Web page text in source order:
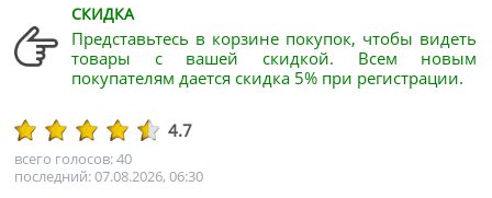
СКИДКА
Представьтесь в корзине покупок, чтобы видеть
товары с вашей скидкой. Всем новым
покупателям дается скидка 5% при регистрации.
4.7
всего голосов: 40
последний: 07.08.2026, 06:30